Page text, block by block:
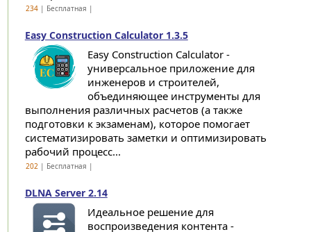
234| Бесплатная |
Easy Construction Calculator 1.3.5
Easy Construction Calculator -
универсальное приложение для
инженеров и строителей,
объединяющее инструменты для
выполнения различных расчетов (а также
подготовки к экзаменам), которое помогает
систематизировать заметки и оптимизировать
рабочий процесс...
202| Бесплатная |
DLNA Server 2.14
Идеальное решение для
воспроизведения контента -